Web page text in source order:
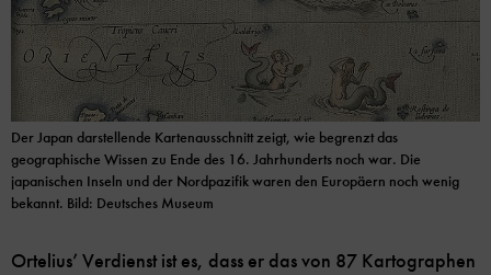
Der Japan darstellende Kartenausschnitt zeigt, wie begrenzt das
geographische Wissen zu Ende des 16. Jahrhunderts noch war. Die
japanischen Inseln und der Nordpazifik waren den Europäern noch wenig
bekannt. Bild: Deutsches Museum
Ortelius’ Verdienst ist es, dass er das von 87 Kartographen